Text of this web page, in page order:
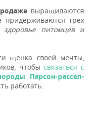
выращиваются
придерживаются трех
здоровье питомцев и
щенка своей мечты,
чтобысвязаться с
Парсон-рассел-
работать.